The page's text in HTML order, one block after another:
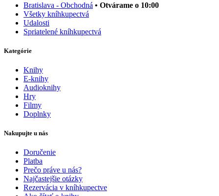
Bratislava - Obchodná • Otvárame o 10:00
Všetky kníhkupectvá
Udalosti
Spriatelené kníhkupectvá
Kategórie
Knihy
E-knihy
Audioknihy
Hry
Filmy
Doplnky
Nakupujte u nás
Doručenie
Platba
Prečo práve u nás?
Najčastejšie otázky
Rezervácia v kníhkupectve